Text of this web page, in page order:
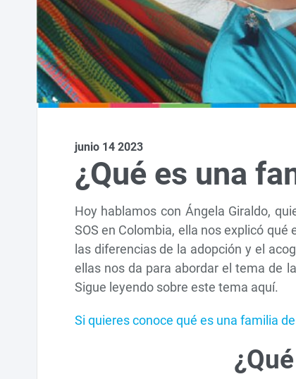
junio 14 2023
¿Qué es una
Hoy hablamos con Ángela Giraldo,
SOS en Colombia, ella nos explicó
las diferencias de la adopción y el
ellas nos da para abordar el tema de
Sigue leyendo sobre este tema aquí.
Si quieres conoce qué es una familia